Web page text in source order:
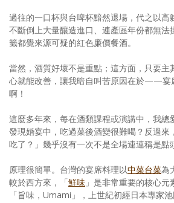
過往的一口杯與台啤杯黯然退場，代之以高
不斷倒上大量釀造進口、連產區年份都無法
籤都覺來源可疑的紅色廉價餐酒。
當然，酒質好壞不是重點；這方面，只要主
心就能改善，讓我暗自叫苦原因在於——宴
啊！
這麼多年來，每在酒類課程或演講中，我總
發現婚宴中，吃過菜後酒變很難喝？反過來
吃了？」幾乎沒有一次不是全場連連稱是點
原理很簡單。台灣的宴席料理以中菜台菜為
較於西方來，「鮮味 」是非常重要的核心元
「旨味，Umami」，上世紀初經日本專家